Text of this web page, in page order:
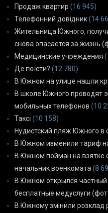
Продаж квартир (16 945)
Телефонний довідник(14
Жительница Южного,
снова опасается за жизнь
Медицинские учреждения
Де поїсти? (12 780)
В Южном на улице нашли
В школе Южного проводят
мобильных телефонов (10
Таксі (10 158)
Нудистский пляж Южного в
В Южном изменили тариф
В Южном пойман на взятке
начальник военкомата (8
В Южном открылся частный
бесплатные медуслуги
В Южному змінили